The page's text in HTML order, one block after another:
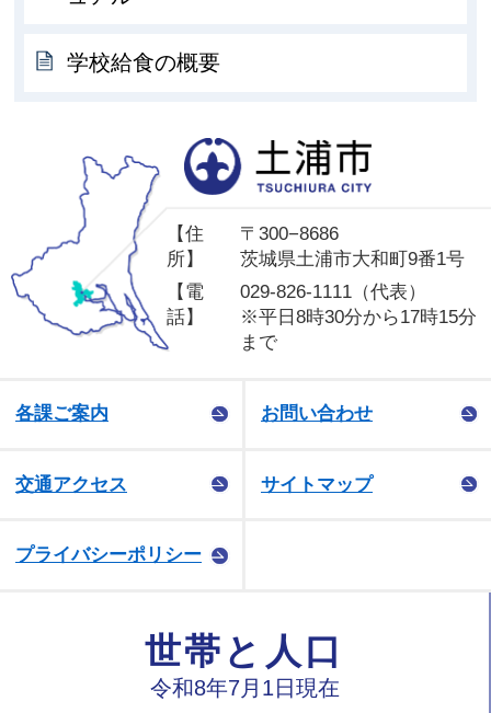
学校給食の概要
【住
所】
〒300−8686
茨城県土浦市大和町9番1号
【電
話】
029-826-1111（代表）
※平日8時30分から17時15分
まで
各課ご案内 お問い合わせ
交通アクセス サイトマップ
プライバシーポリシー